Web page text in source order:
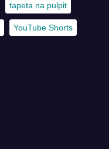
tapeta na pulpit
YouTube Shorts